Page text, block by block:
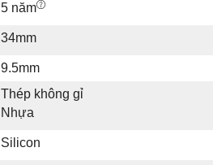
5 năm
34mm
9.5mm
Thép không gỉ
Nhựa
Silicon